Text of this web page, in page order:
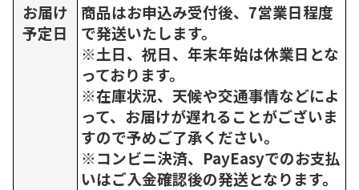
お届け
予定日
商品はお申込み受付後、7営業日程度
で発送いたします。
※土日、祝日、年末年始は休業日とな
っております。
※在庫状況、天候や交通事情などによ
って、お届けが遅れることがございま
すので予めご了承ください。
※コンビニ決済、PayEasyでのお支払
いはご入金確認後の発送となります。